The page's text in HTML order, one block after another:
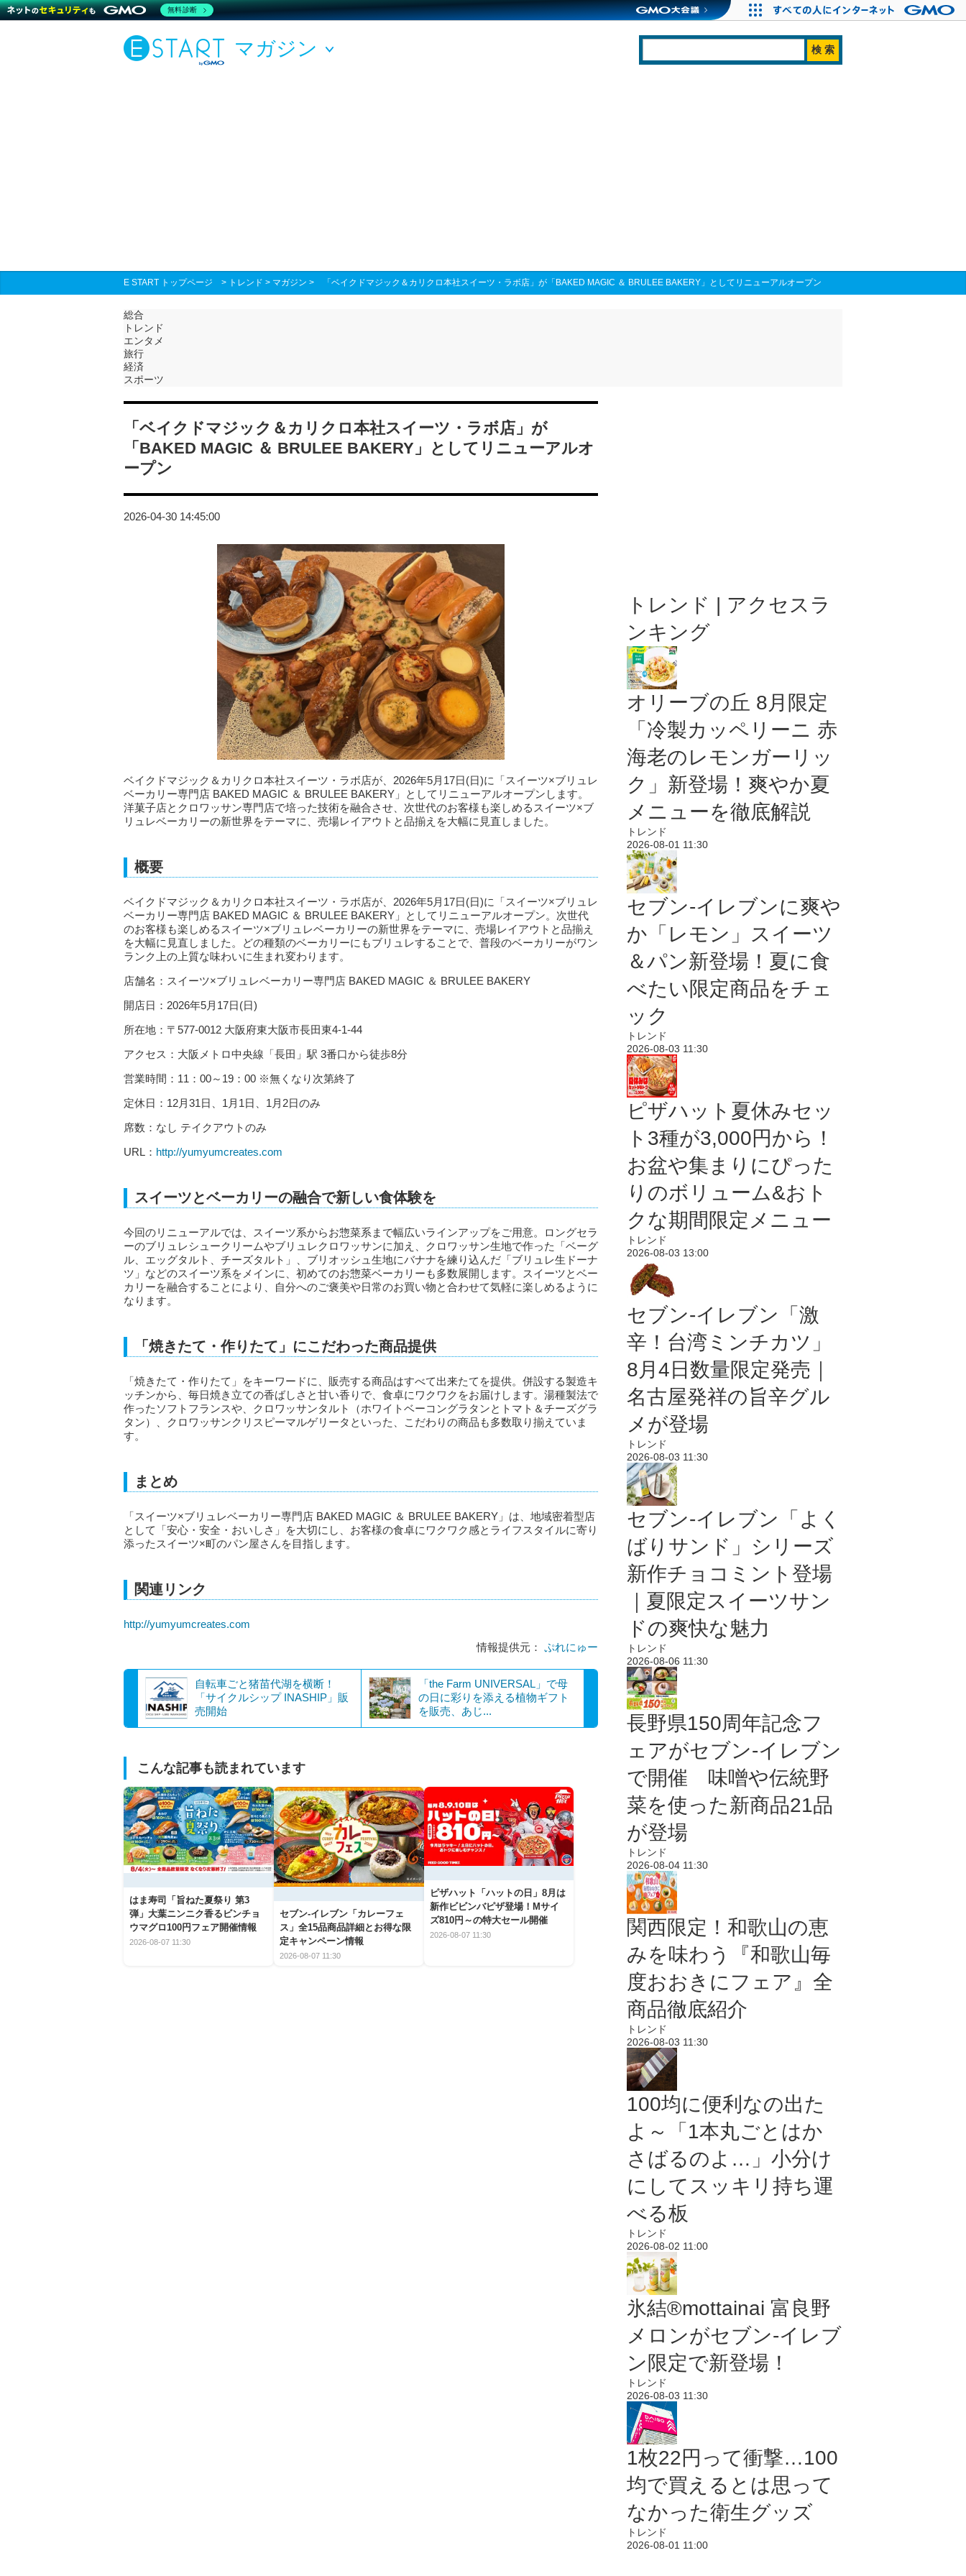
マガジン
E START トップページ > トレンド > マガジン > 「ベイクドマジック＆カリクロ本社スイーツ・ラボ店」が「BAKED MAGIC ＆ BRULEE BAKERY」としてリニューアルオープン
総合
トレンド
エンタメ
旅行
経済
スポーツ
「ベイクドマジック＆カリクロ本社スイーツ・ラボ店」が
「BAKED MAGIC ＆ BRULEE BAKERY」としてリニューアルオ
ープン
2026-04-30 14:45:00
ベイクドマジック＆カリクロ本社スイーツ・ラボ店が、2026年5月17日(日)に「スイーツ×ブリュレ
ベーカリー専門店 BAKED MAGIC ＆ BRULEE BAKERY」としてリニューアルオープンします。
洋菓子店とクロワッサン専門店で培った技術を融合させ、次世代のお客様も楽しめるスイーツ×ブ
リュレベーカリーの新世界をテーマに、売場レイアウトと品揃えを大幅に見直しました。
概要
ベイクドマジック＆カリクロ本社スイーツ・ラボ店が、2026年5月17日(日)に「スイーツ×ブリュレ
ベーカリー専門店 BAKED MAGIC ＆ BRULEE BAKERY」としてリニューアルオープン。次世代
のお客様も楽しめるスイーツ×ブリュレベーカリーの新世界をテーマに、売場レイアウトと品揃え
を大幅に見直しました。どの種類のベーカリーにもブリュレすることで、普段のベーカリーがワン
ランク上の上質な味わいに生まれ変わります。
店舗名：スイーツ×ブリュレベーカリー専門店 BAKED MAGIC ＆ BRULEE BAKERY
開店日：2026年5月17日(日)
所在地：〒577-0012 大阪府東大阪市長田東4-1-44
アクセス：大阪メトロ中央線「長田」駅 3番口から徒歩8分
営業時間：11：00～19：00 ※無くなり次第終了
定休日：12月31日、1月1日、1月2日のみ
席数：なし テイクアウトのみ
URL： http://yumyumcreates.com
スイーツとベーカリーの融合で新しい食体験を
今回のリニューアルでは、スイーツ系からお惣菜系まで幅広いラインアップをご用意。ロングセラ
ーのブリュレシュークリームやブリュレクロワッサンに加え、クロワッサン生地で作った「ベーグ
ル、エッグタルト、チーズタルト」、ブリオッシュ生地にバナナを練り込んだ「ブリュレ生ドーナ
ツ」などのスイーツ系をメインに、初めてのお惣菜ベーカリーも多数展開します。スイーツとベー
カリーを融合することにより、自分へのご褒美や日常のお買い物と合わせて気軽に楽しめるように
なります。
「焼きたて・作りたて」にこだわった商品提供
「焼きたて・作りたて」をキーワードに、販売する商品はすべて出来たてを提供。併設する製造キ
ッチンから、毎日焼き立ての香ばしさと甘い香りで、食卓にワクワクをお届けします。湯種製法で
作ったソフトフランスや、クロワッサンタルト（ホワイトベーコングラタンとトマト＆チーズグラ
タン）、クロワッサンクリスピーマルゲリータといった、こだわりの商品も多数取り揃えていま
す。
まとめ
「スイーツ×ブリュレベーカリー専門店 BAKED MAGIC ＆ BRULEE BAKERY」は、地域密着型店
として「安心・安全・おいしさ」を大切にし、お客様の食卓にワクワク感とライフスタイルに寄り
添ったスイーツ×町のパン屋さんを目指します。
関連リンク
http://yumyumcreates.com
情報提供元： ぷれにゅー
自転車ごと猪苗代湖を横断！
「サイクルシップ INASHIP」販
売開始
「the Farm UNIVERSAL」で母
の日に彩りを添える植物ギフト
を販売、あじ...
こんな記事も読まれています
はま寿司「旨ねた夏祭り 第3
弾」大葉ニンニク香るビンチョ
ウマグロ100円フェア開催情報
2026-08-07 11:30
セブン‐イレブン「カレーフェ
ス」全15品商品詳細とお得な限
定キャンペーン情報
2026-08-07 11:30
ピザハット「ハットの日」8月は
新作ビビンバピザ登場！Mサイ
ズ810円～の特大セール開催
2026-08-07 11:30
トレンド | アクセスラ
ンキング
オリーブの丘 8月限定
「冷製カッペリーニ 赤
海老のレモンガーリッ
ク」新登場！爽やか夏
メニューを徹底解説
トレンド
2026-08-01 11:30
セブン‐イレブンに爽や
か「レモン」スイーツ
＆パン新登場！夏に食
べたい限定商品をチェ
ック
トレンド
2026-08-03 11:30
ピザハット夏休みセッ
ト3種が3,000円から！
お盆や集まりにぴった
りのボリューム&おト
クな期間限定メニュー
トレンド
2026-08-03 13:00
セブン-イレブン「激
辛！台湾ミンチカツ」
8月4日数量限定発売｜
名古屋発祥の旨辛グル
メが登場
トレンド
2026-08-03 11:30
セブン‐イレブン「よく
ばりサンド」シリーズ
新作チョコミント登場
｜夏限定スイーツサン
ドの爽快な魅力
トレンド
2026-08-06 11:30
長野県150周年記念フ
ェアがセブン-イレブン
で開催 味噌や伝統野
菜を使った新商品21品
が登場
トレンド
2026-08-04 11:30
関西限定！和歌山の恵
みを味わう『和歌山毎
度おおきにフェア』全
商品徹底紹介
トレンド
2026-08-03 11:30
100均に便利なの出た
よ～「1本丸ごとはか
さばるのよ…」小分け
にしてスッキリ持ち運
べる板
トレンド
2026-08-02 11:00
氷結®mottainai 富良野
メロンがセブン‐イレブ
ン限定で新登場！
トレンド
2026-08-03 11:30
1枚22円って衝撃…100
均で買えるとは思って
なかった衛生グッズ
トレンド
2026-08-01 11:00
無料診断